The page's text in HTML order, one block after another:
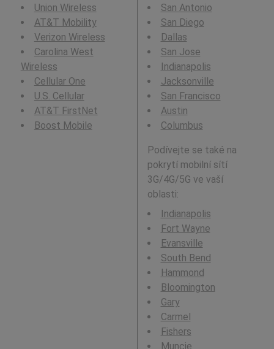
Union Wireless
AT&T Mobility
Verizon Wireless
Carolina West
Wireless
Cellular One
U.S. Cellular
AT&T FirstNet
Boost Mobile
San Antonio
San Diego
Dallas
San Jose
Indianapolis
Jacksonville
San Francisco
Austin
Columbus
Podívejte se také na
pokrytí mobilní sítí
3G/4G/5G ve vaší
oblasti:
Indianapolis
Fort Wayne
Evansville
South Bend
Hammond
Bloomington
Gary
Carmel
Fishers
Muncie